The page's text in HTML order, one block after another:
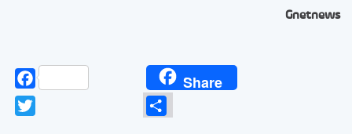
Gnetnews
Facebook Share
Partager